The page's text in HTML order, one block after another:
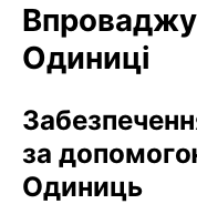
Одиниці
за
Одиниць